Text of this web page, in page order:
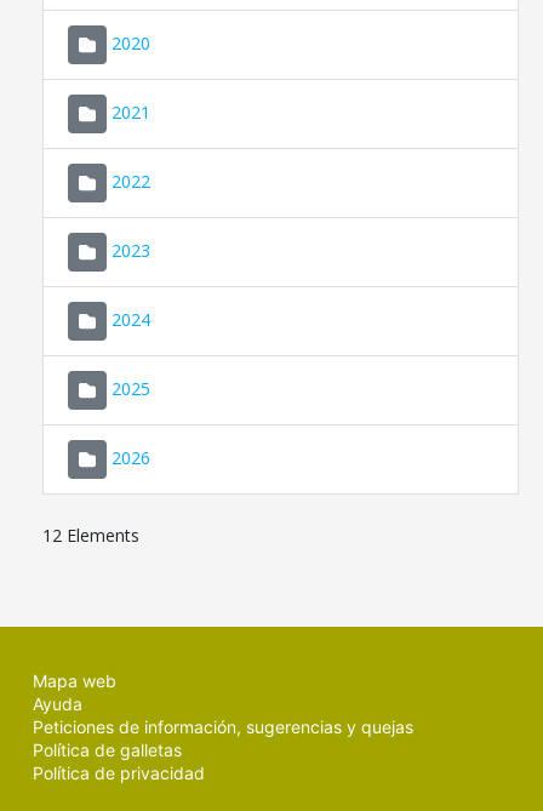
2020
2021
2022
2023
2024
2025
2026
12 Elements
Mapa web
Ayuda
Peticiones de información, sugerencias y quejas
Política de galletas
Política de privacidad